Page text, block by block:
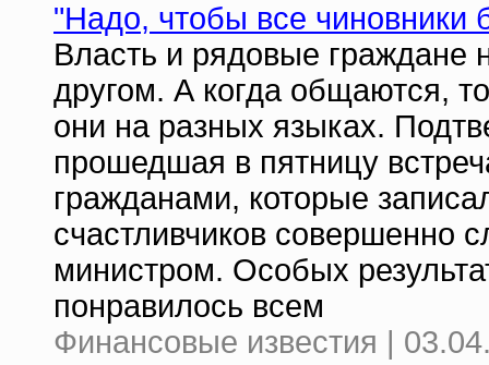
"Надо, чтобы все чиновники
Власть и рядовые граждане
другом. А когда общаются,
они на разных языках.
прошедшая в пятницу
гражданами, которые
счастливчиков совершенно
министром. Особых
понравилось всем
Финансовые известия |